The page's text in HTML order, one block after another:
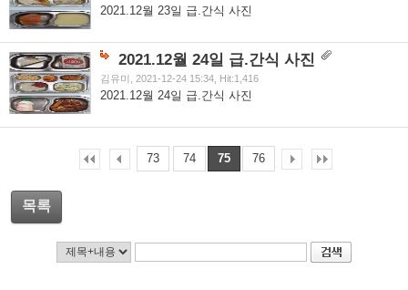
2021.12월 23일 급.간식 사진
2021.12월 24일 급.간식 사진
김유미, 2021-12-24 15:34, Hit:1,416
2021.12월 24일 급.간식 사진
73 74 75 76
목록